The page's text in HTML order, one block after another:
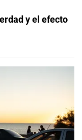
y el efecto